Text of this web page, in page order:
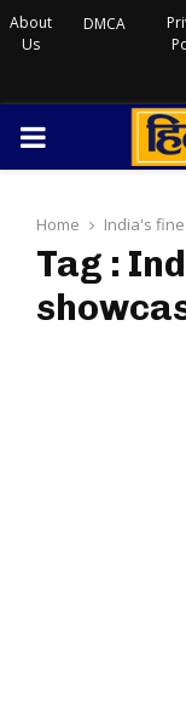
About
Us
DMCA
PRIMARY
Home India's
Tag :